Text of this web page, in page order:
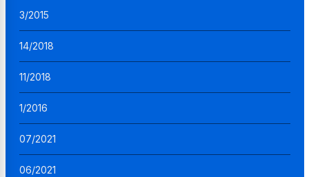
3/2015
14/2018
11/2018
1/2016
07/2021
06/2021